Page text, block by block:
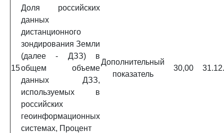
15
Доля российских
данных
дистанционного
зондирования Земли
(далее - ДЗЗ) в
общем объеме
данных ДЗЗ,
используемых в
российских
геоинформационных
системах, Процент
Дополнительный
показатель
30,00